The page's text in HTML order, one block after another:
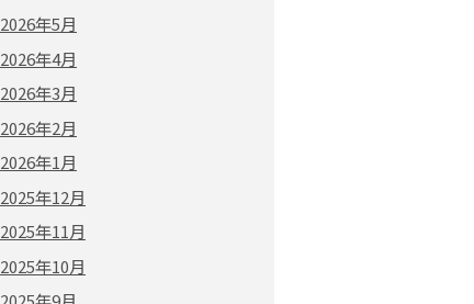
2026年5月
2026年4月
2026年3月
2026年2月
2026年1月
2025年12月
2025年11月
2025年10月